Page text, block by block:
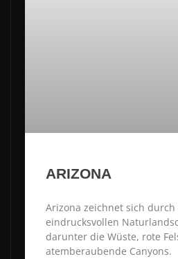
ARIZONA
Arizona zeichnet sich durch
eindrucksvollen
darunter die Wüste, rote
atemberaubende Canyons.